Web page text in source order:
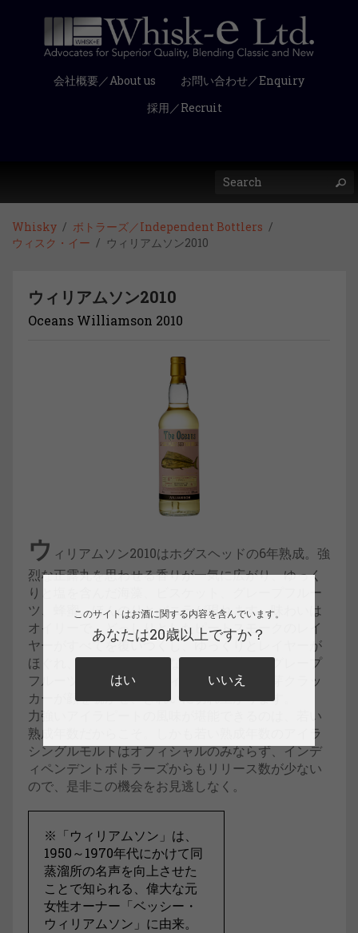
会社概要／About us
お問い合わせ／Enquiry
採用／Recruit
Whisky
ボトラーズ／Independent Bottlers
ウィスク・イー
ウィリアムソン2010
ウィリアムソン2010
Oceans Williamson 2010
ウ ィリアムソン2010はホグスヘッドの6年熟成。強
烈な正露丸を思わせる香りが一気に広がり、ゆっく
りと塩を含んだ海藻、ビスケット、グレープフルー
ツ、蜂蜜、ほんのりとバニラが現れます。味わいは
オイリーで、どっしりとしたピートスモークのレイ
ヤーがすべてを覆いつくし、ゆっくりとレイヤーが
ほぐれ、じんわりと素朴なモルトの甘み、グレープ
フルーツ、蜂蜜、ソルティなトフィー、胚芽クラッ
カーが顔を覗かせ、きれいに切れ上がります。
力強いアイラピートの風味が堪能できるのは、若い
熟成年数だからこそ。しかも若い熟成年数のアイラ
シングルモルトはオフィシャルのみならず、インデ
ィペンデントボトラーズからもリリース数が少ない
ので、是非この機会をお見逃しなく。
※「ウィリアムソン」は、
1950～1970年代にかけて同
蒸溜所の名声を向上させた
ことで知られる、偉大な元
女性オーナー「ベッシー・
ウィリアムソン」に由来。
このサイトはお酒に関する内容を含んでいます。
あなたは20歳以上ですか？
はい いいえ